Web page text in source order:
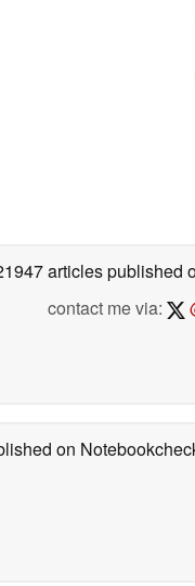
articles published
contact me via:
on